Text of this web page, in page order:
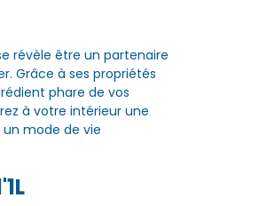
révèle être un partenaire
Grâce à ses propriétés
phare de vos
à votre intérieur une
mode de vie